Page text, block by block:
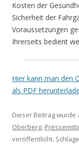
Kosten der
Sicherheit der
Voraussetzungen
Ihrerseits bedient
Hier kann man den
als PDF
Dieser Beitrag wurde
Oberberg,
veröffentlicht.